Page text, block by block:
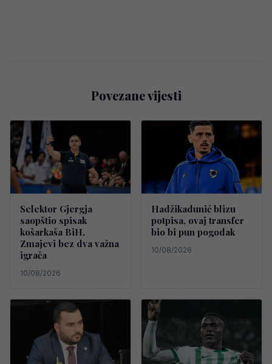
Povezane vijesti
Selektor Gjergja
saopštio spisak
košarkaša BiH,
Zmajevi bez dva važna
igrača
10/08/2026
Hadžikadunić blizu
potpisa, ovaj transfer
bio bi pun pogodak
10/08/2026